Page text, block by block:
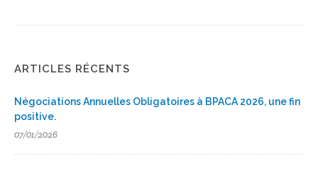
ARTICLES RÉCENTS
Négociations Annuelles Obligatoires à BPACA 2026, une fin
positive.
07/01/2026